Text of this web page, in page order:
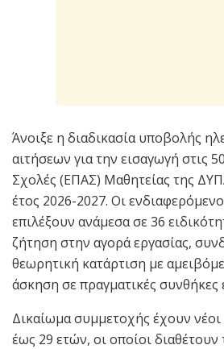
Άνοιξε η διαδικασία υποβολής
αιτήσεων για την εισαγωγή στις
Σχολές (ΕΠΑΣ) Μαθητείας της
έτος 2026-2027. Οι
επιλέξουν ανάμεσα σε 36
ζήτηση στην αγορά εργασίας,
θεωρητική κατάρτιση με
άσκηση σε πραγματικές συνθήκες
Δικαίωμα συμμετοχής έχουν νέοι
έως 29 ετών, οι οποίοι διαθέτουν